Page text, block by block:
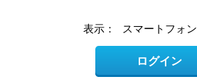
表示： スマートフォン
ログイン